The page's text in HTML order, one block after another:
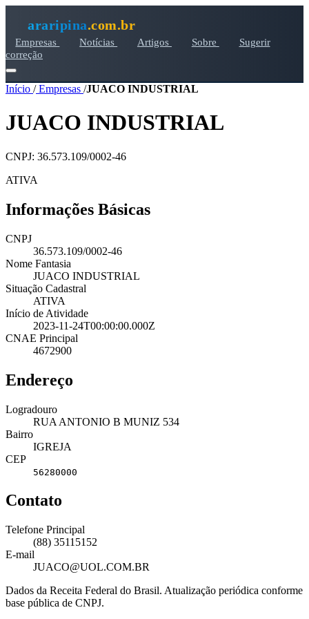
araripina.com.br
Empresas Notícias Artigos Sobre
Sugerir
correção
Início /Empresas /JUACO INDUSTRIAL
JUACO INDUSTRIAL
CNPJ: 36.573.109/0002-46
ATIVA
Informações Básicas
CNPJ
36.573.109/0002-46
Nome Fantasia
JUACO INDUSTRIAL
Situação Cadastral
ATIVA
Início de Atividade
2023-11-24T00:00:00.000Z
CNAE Principal
4672900
Endereço
Logradouro
RUA ANTONIO B MUNIZ 534
Bairro
IGREJA
CEP
56280000
Contato
Telefone Principal
(88) 35115152
E-mail
JUACO@UOL.COM.BR
Dados da Receita Federal do Brasil. Atualização periódica conforme
base pública de CNPJ.